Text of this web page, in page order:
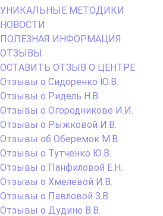
УНИКАЛЬНЫЕ МЕТОДИКИ
НОВОСТИ
ПОЛЕЗНАЯ ИНФОРМАЦИЯ
ОТЗЫВЫ
ОСТАВИТЬ ОТЗЫВ О ЦЕНТРЕ
Отзывы о Сидоренко Ю.В.
Отзывы о Ридель Н.В.
Отзывы о Огородникове И.И.
Отзывы о Рыжковой И.В.
Отзывы об Оберемок М.В.
Отзывы о Тутченко Ю.В.
Отзывы о Панфиловой Е.Н.
Отзывы о Хмелевой И.В.
Отзывы о Павловой З.В.
Отзывы о Дудине В.В.